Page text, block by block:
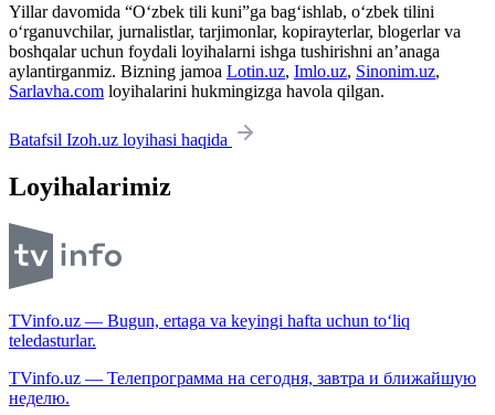
Yillar davomida “O‘zbek tili kuni”ga bag‘ishlab, o‘zbek tilini
o‘rganuvchilar, jurnalistlar, tarjimonlar, kopirayterlar, blogerlar va
boshqalar uchun foydali loyihalarni ishga tushirishni an’anaga
aylantirganmiz. Bizning jamoa Lotin.uz, Imlo.uz, Sinonim.uz,
Sarlavha.com loyihalarini hukmingizga havola qilgan.
Batafsil Izoh.uz loyihasi haqida
Loyihalarimiz
TVinfo.uz — Bugun, ertaga va keyingi hafta uchun to‘liq
teledasturlar.
TVinfo.uz — Телепрограмма на сегодня, завтра и ближайшую
неделю.